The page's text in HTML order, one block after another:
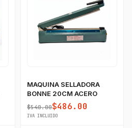
MAQUINA SELLADORA
BONNE 20CM ACERO
$540.00$486.00
IVA INCLUIDO